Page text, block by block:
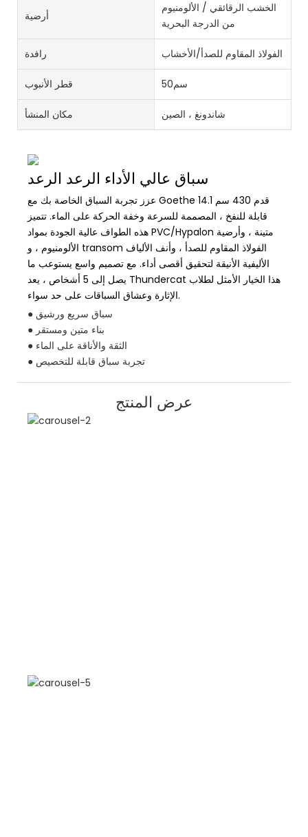
أرضية
الخشب الرقائقي / الألومنيوم
من الدرجة البحرية
رافدة الفولاذ المقاوم للصدأ/الأخشاب
قطر الأنبوب سم50
مكان المنشأ شاندونغ ، الصين
عزز تجربة السباق الخاصة بك مع Goethe 14.1 قدم 430 سم
قابلة للنفخ ، المصممة للسرعة وخفة الحركة على الماء. تتميز
هذه الطواف عالية الجودة بمواد PVC/Hypalon متينة ، وأرضية
الألومنيوم ، و transom الفولاذ المقاوم للصدأ ، وأنف الألياف
الأليفية الأنيقة لتحقيق أقصى أداء. مع تصميم واسع يستوعب ما
يصل إلى 5 أشخاص ، يعد Thundercat هذا الخيار الأمثل لطلاب
الإثارة وعشاق السباقات على حد سواء.
● سباق سريع ورشيق
● بناء متين ومستقر
● الثقة والأناقة على الماء
● تجربة سباق قابلة للتخصيص
عرض المنتج